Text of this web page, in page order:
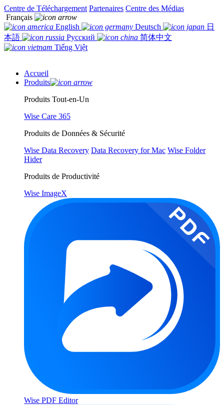
Centre de Téléchargement Partenaires Centre des Médias
Français
English
Deutsch
日
本語
Русский
简体中文
Tiếng Việt
Accueil
Produits
Produits Tout-en-Un
Wise Care 365
Produits de Données & Sécurité
Wise Data Recovery Data Recovery for Mac Wise Folder
Hider
Produits de Productivité
Wise ImageX
Wise PDF Editor